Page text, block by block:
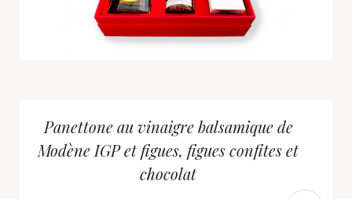
Panettone au vinaigre balsamique de
Modène IGP et figues, figues confites et
chocolat